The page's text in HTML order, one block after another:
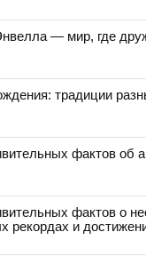
— мир, где
традиции
фактов об
фактов о
рекордах и